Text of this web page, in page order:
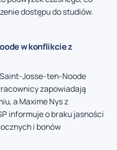
dostępu do studiów.
w konflikcie z
Josse-ten-Noode
zapowiadają
a Maxime Nys z
informuje o braku jasności
i bonów